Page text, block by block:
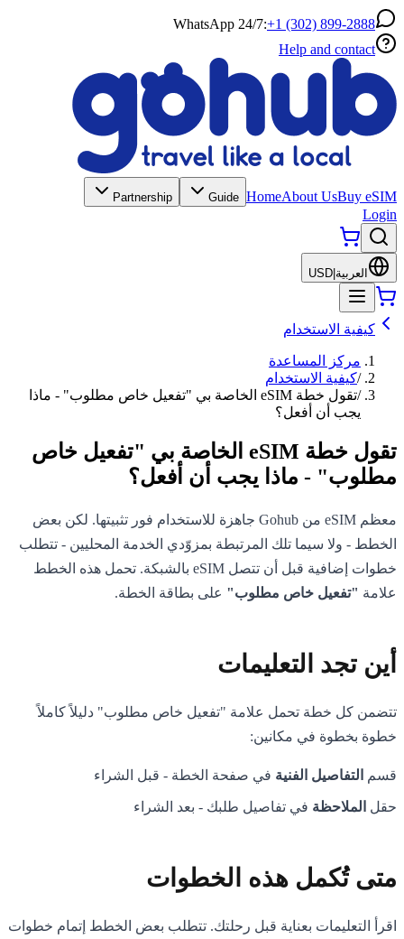
WhatsApp 24/7:+1 (302) 899-2888
Help and contact
HomeAbout UsBuy eSIM
Guide
Partnership
Login
العربية USD
كيفية الاستخدام
مركز المساعدة
/كيفية الاستخدام
/
تقول خطة eSIM الخاصة بي "تفعيل خاص مطلوب" - ماذا
يجب أن أفعل؟
تقول خطة eSIM الخاصة بي "تفعيل خاص
مطلوب" - ماذا يجب أن أفعل؟
معظم eSIM من Gohub جاهزة للاستخدام فور تثبيتها. لكن بعض
الخطط - ولا سيما تلك المرتبطة بمزوّدي الخدمة المحليين - تتطلب
خطوات إضافية قبل أن تتصل eSIM بالشبكة. تحمل هذه الخطط
علامة "تفعيل خاص مطلوب" على بطاقة الخطة.
أين تجد التعليمات
تتضمن كل خطة تحمل علامة "تفعيل خاص مطلوب" دليلاً كاملاً
خطوة بخطوة في مكانين:
قسم التفاصيل الفنية في صفحة الخطة - قبل الشراء
حقل الملاحظة في تفاصيل طلبك - بعد الشراء
متى تُكمل هذه الخطوات
اقرأ التعليمات بعناية قبل رحلتك. تتطلب بعض الخطط إتمام خطوات